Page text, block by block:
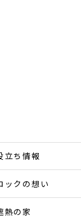
立ち情報
ックの想い
熱の家